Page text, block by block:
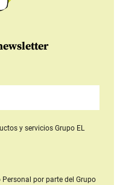
y serviciosGrupo EL
por parte del Grupo